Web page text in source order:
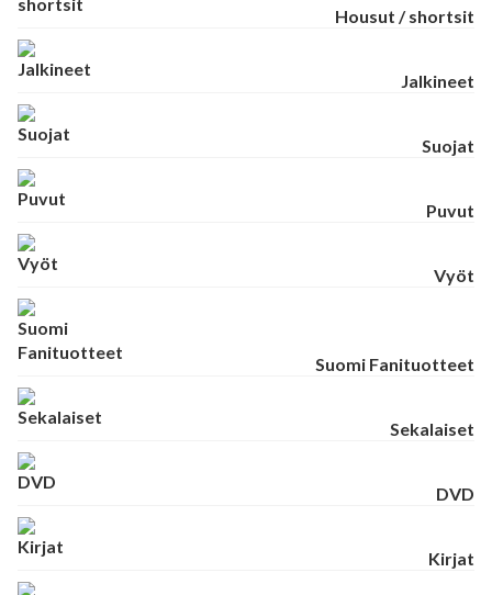
Housut / shortsit
Jalkineet
Suojat
Puvut
Vyöt
Suomi Fanituotteet
Sekalaiset
DVD
Kirjat